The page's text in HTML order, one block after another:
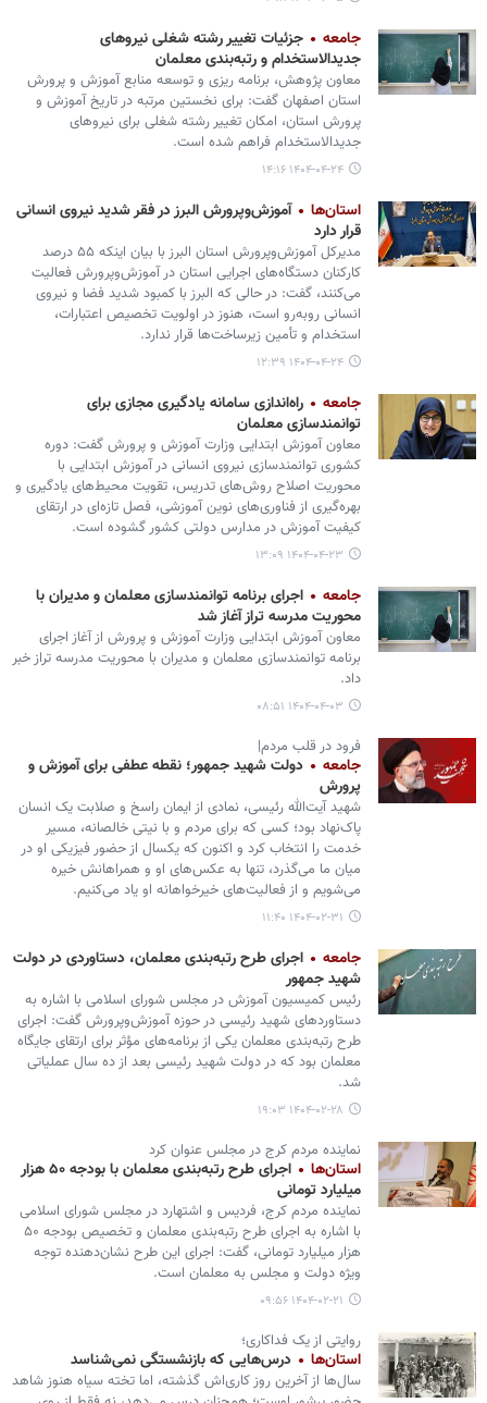
جامعه
جزئیات تغییر رشته شغلی نیروهای
جدیدالاستخدام و رتبه‌بندی معلمان
معاون پژوهش، برنامه ریزی و توسعه منابع آموزش و پرورش
استان اصفهان گفت: برای نخستین مرتبه در تاریخ آموزش و
پرورش استان، امکان تغییر رشته شغلی برای نیروهای
جدیدالاستخدام فراهم شده است.
۱۴۰۴-۰۴-۲۴ ۱۴:۱۶
استان‌ها
آموزش‌وپرورش البرز در فقر شدید نیروی انسانی
قرار دارد
مدیرکل آموزش‌وپرورش استان البرز با بیان اینکه ۵۵ درصد
کارکنان دستگاه‌های اجرایی استان در آموزش‌وپرورش فعالیت
می‌کنند، گفت: در حالی که البرز با کمبود شدید فضا و نیروی
انسانی روبه‌رو است، هنوز در اولویت تخصیص اعتبارات،
استخدام و تأمین زیرساخت‌ها قرار ندارد.
۱۴۰۴-۰۴-۲۴ ۱۲:۳۹
جامعه
راه‌اندازی سامانه یادگیری مجازی برای
توانمندسازی معلمان
معاون آموزش ابتدایی وزارت آموزش و پرورش گفت: دوره
کشوری توانمندسازی نیروی انسانی در آموزش ابتدایی با
محوریت اصلاح روش‌های تدریس، تقویت محیط‌های یادگیری و
بهره‌گیری از فناوری‌های نوین آموزشی، فصل تازه‌ای در ارتقای
کیفیت آموزش در مدارس دولتی کشور گشوده است.
۱۴۰۴-۰۴-۲۳ ۱۳:۰۹
جامعه
اجرای برنامه‌ توانمندسازی معلمان و مدیران با
محوریت مدرسه تراز آغاز شد
معاون آموزش ابتدایی وزارت آموزش و پرورش از آغاز اجرای
برنامه‌ توانمندسازی معلمان و مدیران با محوریت مدرسه تراز خبر
داد.
۱۴۰۴-۰۴-۰۳ ۰۸:۵۱
فرود در قلب مردم|
جامعه
دولت شهید جمهور؛ نقطه عطفی برای آموزش و
پرورش
شهید آیت‌الله رئیسی، نمادی از ایمان راسخ و صلابت یک انسان
پاک‌نهاد بود؛ کسی که برای مردم و با نیتی خالصانه، مسیر
خدمت را انتخاب کرد و اکنون که یکسال از حضور فیزیکی او در
میان ما می‌گذرد، تنها به عکس‌های او و همراهانش خیره
می‌شویم و از فعالیت‌های خیرخواهانه او یاد می‌کنیم.
۱۴۰۴-۰۲-۳۱ ۱۱:۴۰
جامعه
اجرای طرح رتبه‌بندی معلمان، دستاوردی در دولت
شهید جمهور
رئیس کمیسیون آموزش در مجلس شورای اسلامی با اشاره به
دستاوردهای شهید رئیسی در حوزه آموزش‌وپرورش گفت: اجرای
طرح رتبه‌بندی معلمان یکی از برنامه‌های مؤثر برای ارتقای جایگاه
معلمان بود که در دولت شهید رئیسی بعد از ده سال عملیاتی
شد.
۱۴۰۴-۰۲-۲۸ ۱۹:۰۳
نماینده مردم کرج در مجلس عنوان کرد
استان‌ها
اجرای طرح رتبه‌بندی معلمان با بودجه ۵۰ هزار
میلیارد تومانی
نماینده مردم کرج، فردیس و اشتهارد در مجلس شورای اسلامی
با اشاره به اجرای طرح رتبه‌بندی معلمان و تخصیص بودجه ۵۰
هزار میلیارد تومانی، گفت: اجرای این طرح نشان‌دهنده توجه
ویژه دولت و مجلس به معلمان است.
۱۴۰۴-۰۲-۲۱ ۰۹:۵۶
روایتی از یک فداکاری؛
استان‌ها درس‌هایی که بازنشستگی نمی‌شناسد
سال‌ها از آخرین روز کاری‌اش گذشته، اما تخته سیاه هنوز شاهد